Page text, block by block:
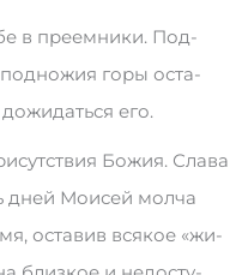
в пре­ем­ни­ки. Под­
го­ры ос­та­
его.
Бо­жия. Сла­ва
дней Мо­и­сей мол­ча
ос­та­вив вся­кое «жи­